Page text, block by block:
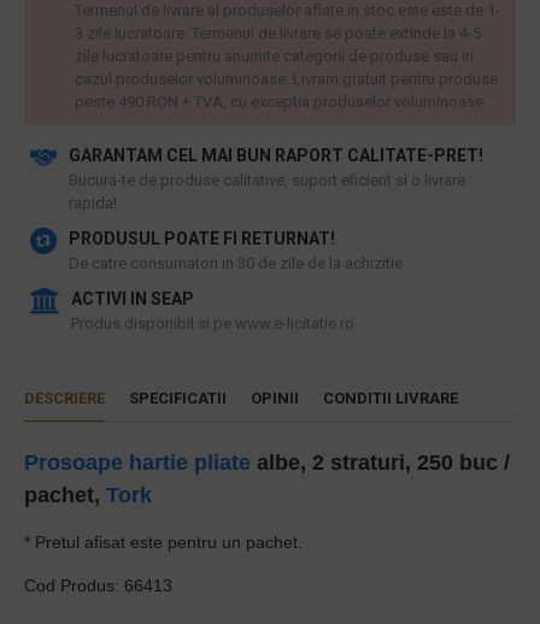
GARANTAM CEL MAI BUN RAPORT CALITATE-PRET!
​Bucura-te de produse calitative, suport eficient si o livrare
rapida!
PRODUSUL POATE FI RETURNAT!
De catre consumatori in 30 de zile de la achizitie
ACTIVI IN SEAP
Produs disponibil si pe www.e-licitatie.ro
Termenul de livrare al produselor aflate in stoc este este de 1-
3 zile lucratoare. Termenul de livrare se poate extinde la 4-5
zile lucratoare pentru anumite categorii de produse sau in
cazul produselor voluminoase. Livram gratuit pentru produse
peste 490 RON + TVA, cu exceptia produselor voluminoase.
DESCRIERE SPECIFICATII OPINII CONDITII LIVRARE
Prosoape hartie pliate albe, 2 straturi, 250 buc /
pachet, Tork
* Pretul afisat este pentru un pachet.
Cod Produs: 66413